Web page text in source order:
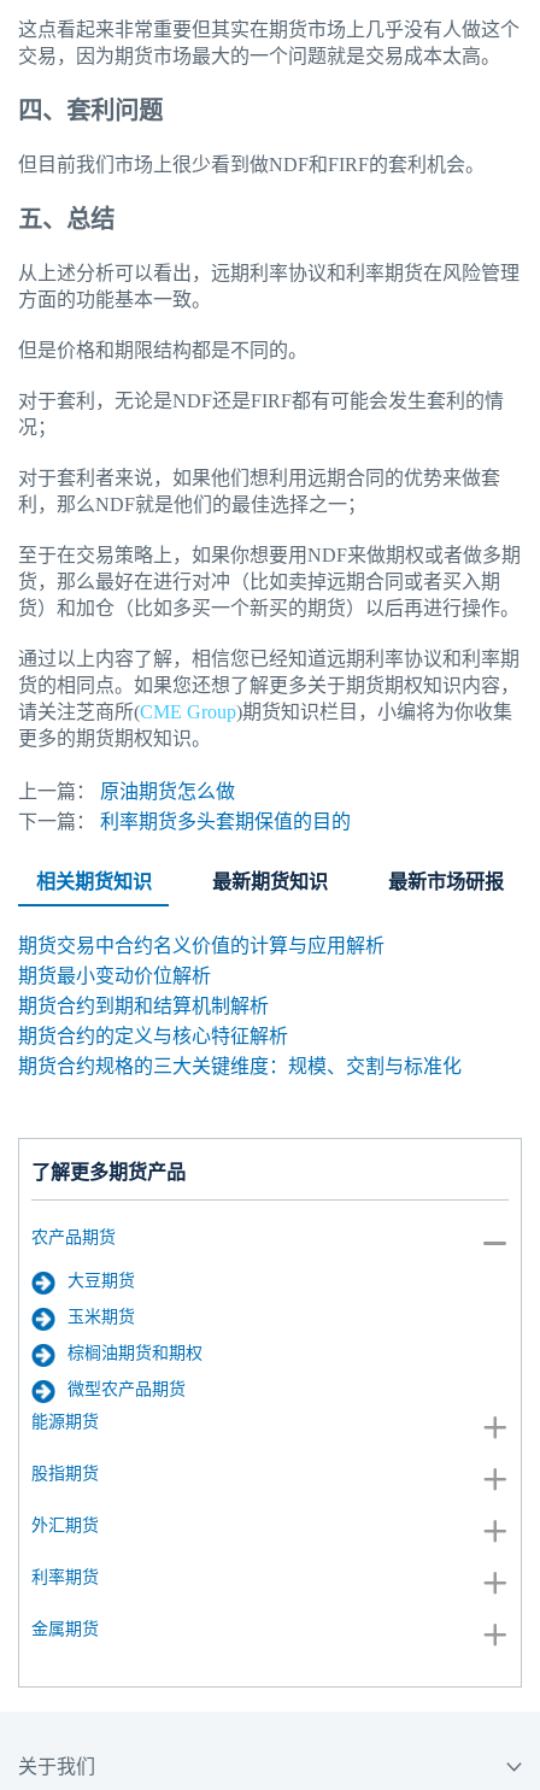
了解更多期货产品
农产品期货
大豆期货
玉米期货
棕榈油期货和期权
微型农产品期货
能源期货
股指期货
外汇期货
利率期货
金属期货
这点看起来非常重要但其实在期货市场上几乎没有人做这个
交易，因为期货市场最大的一个问题就是交易成本太高。
四、套利问题
但目前我们市场上很少看到做NDF和FIRF的套利机会。
五、总结
从上述分析可以看出，远期利率协议和利率期货在风险管理
方面的功能基本一致。
但是价格和期限结构都是不同的。
对于套利，无论是NDF还是FIRF都有可能会发生套利的情
况；
对于套利者来说，如果他们想利用远期合同的优势来做套
利，那么NDF就是他们的最佳选择之一；
至于在交易策略上，如果你想要用NDF来做期权或者做多期
货，那么最好在进行对冲（比如卖掉远期合同或者买入期
货）和加仓（比如多买一个新买的期货）以后再进行操作。
通过以上内容了解，相信您已经知道远期利率协议和利率期
货的相同点。如果您还想了解更多关于期货期权知识内容，
请关注芝商所(CME Group)期货知识栏目，小编将为你收集
更多的期货期权知识。
上一篇：
原油期货怎么做
下一篇：
利率期货多头套期保值的目的
相关期货知识 最新期货知识 最新市场研报
期货交易中合约名义价值的计算与应用解析
期货最小变动价位解析
期货合约到期和结算机制解析
期货合约的定义与核心特征解析
期货合约规格的三大关键维度：规模、交割与标准化
关于我们